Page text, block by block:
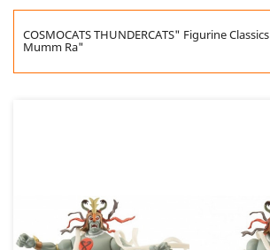
COSMOCATS THUNDERCATS" Figurine Classics
Mumm Ra"